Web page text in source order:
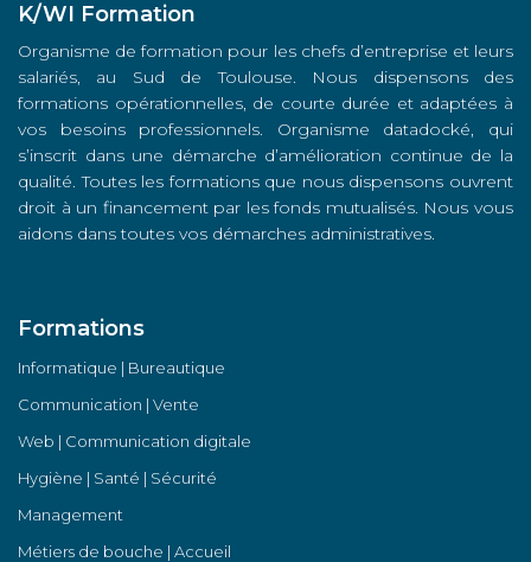
K/WI Formation
Organisme de formation pour les chefs d’entreprise et leurs
salariés, au Sud de Toulouse. Nous dispensons des
formations opérationnelles, de courte durée et adaptées à
vos besoins professionnels. Organisme datadocké, qui
s’inscrit dans une démarche d’amélioration continue de la
qualité. Toutes les formations que nous dispensons ouvrent
droit à un financement par les fonds mutualisés. Nous vous
aidons dans toutes vos démarches administratives.
Formations
Informatique | Bureautique
Communication | Vente
Web | Communication digitale
Hygiène | Santé | Sécurité
Management
Métiers de bouche | Accueil